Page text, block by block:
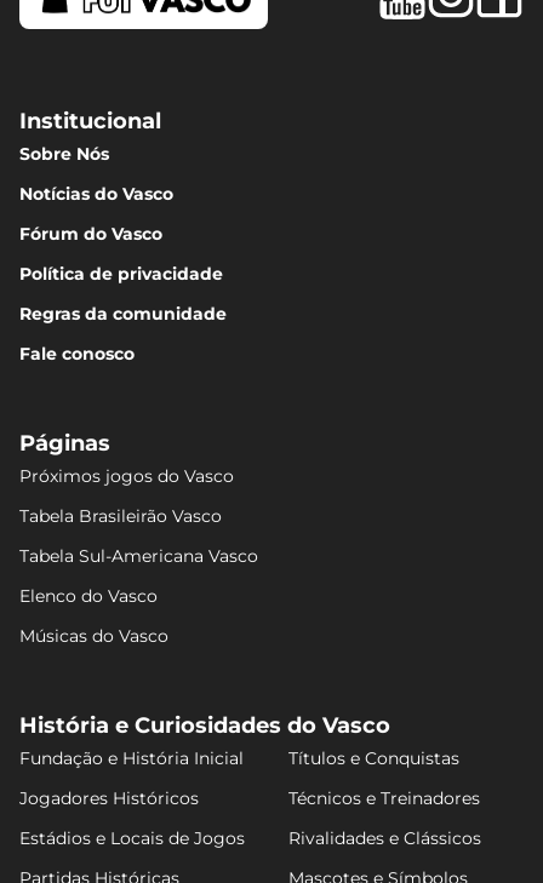
Institucional
Sobre Nós
Notícias do Vasco
Fórum do Vasco
Política de privacidade
Regras da comunidade
Fale conosco
Páginas
Próximos jogos do Vasco
Tabela Brasileirão Vasco
Tabela Sul-Americana Vasco
Elenco do Vasco
Músicas do Vasco
História e Curiosidades do Vasco
Fundação e História Inicial
Títulos e Conquistas
Jogadores Históricos
Técnicos e Treinadores
Estádios e Locais de Jogos
Rivalidades e Clássicos
Partidas Históricas
Mascotes e Símbolos